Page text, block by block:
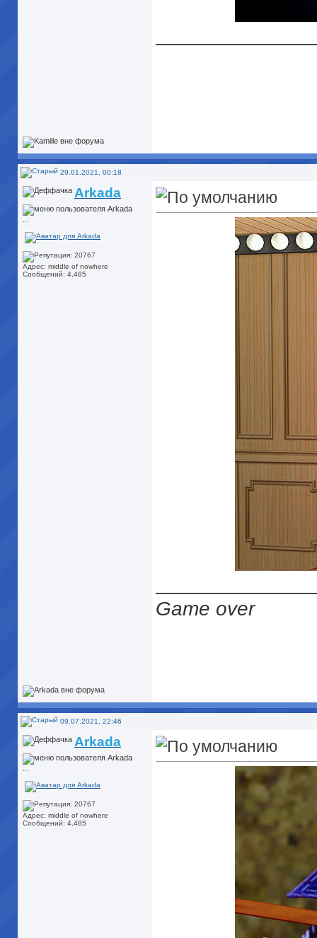
29.01.2021, 00:18
Arkada
Адрес: middle of nowhere
Сообщений: 4,485
Game over
09.07.2021, 22:46
Arkada
Адрес: middle of nowhere
Сообщений: 4,485